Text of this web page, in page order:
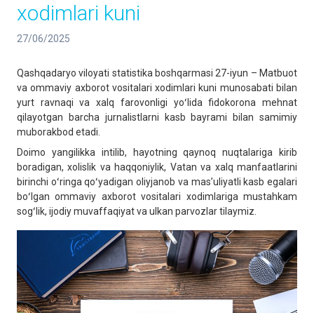
xodimlari kuni
27/06/2025
Qashqadaryo viloyati statistika boshqarmasi 27-iyun – Matbuot
va ommaviy axborot vositalari xodimlari kuni munosabati bilan
yurt ravnaqi va xalq farovonligi yoʻlida fidokorona mehnat
qilayotgan barcha jurnalistlarni kasb bayrami bilan samimiy
muborakbod etadi.
Doimo yangilikka intilib, hayotning qaynoq nuqtalariga kirib
boradigan, xolislik va haqqoniylik, Vatan va xalq manfaatlarini
birinchi oʻringa qoʻyadigan oliyjanob va masʼuliyatli kasb egalari
boʻlgan ommaviy axborot vositalari xodimlariga mustahkam
sogʻlik, ijodiy muvaffaqiyat va ulkan parvozlar tilaymiz.